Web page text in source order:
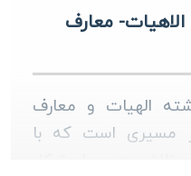
معارف
الهیات و معارف
مسیری است که با